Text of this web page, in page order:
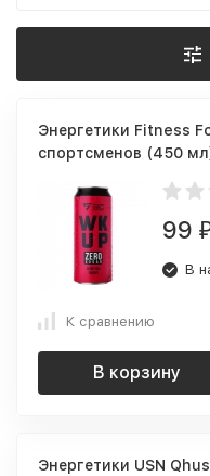
Энергетики Fitness
спортсменов (450
99
В
К сравнению
В корзину
Энергетики USN